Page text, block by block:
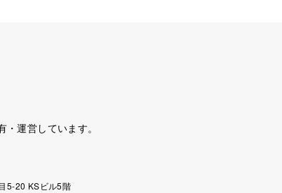
・運営しています。
5-20 KSビル5階